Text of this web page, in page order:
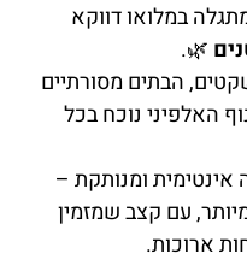
במלואו דווקא
🌿.
הבתים מסורתיים
האלפיני נוכח בכל
אינטימית ומנותקת –
עם קצב שמזמין
ארוכות.